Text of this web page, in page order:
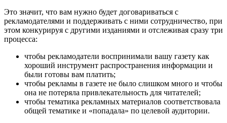
Это значит, что вам нужно будет договариваться с
рекламодателями и поддерживать с ними сотрудничество, при
этом конкурируя с другими изданиями и отслеживая сразу три
процесса:
чтобы рекламодатели воспринимали вашу газету как
хороший инструмент распространения информации и
были готовы вам платить;
чтобы рекламы в газете не было слишком много и чтобы
она не потеряла привлекательность для читателей;
чтобы тематика рекламных материалов соответствовала
общей тематике и «попадала» по целевой аудитории.